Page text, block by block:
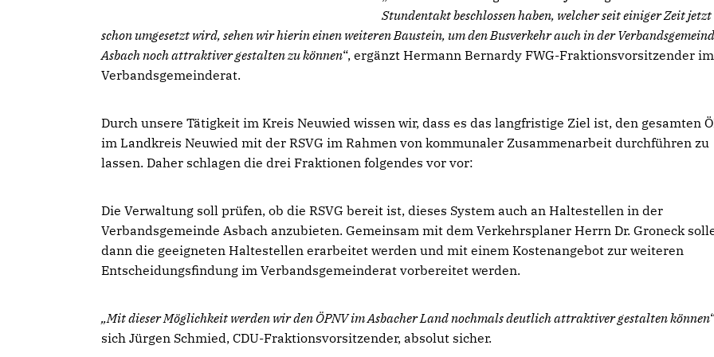
Stundentakt beschlossen haben, welcher seit einiger Zeit
schon umgesetzt wird, sehen wir hierin einen weiteren Baustein, um den Busverkehr auch in der
Asbach noch attraktiver gestalten zu können“, ergänzt Hermann Bernardy FWG-Fraktionsvorsitzender im
Verbandsgemeinderat.
Durch unsere Tätigkeit im Kreis Neuwied wissen wir, dass es das langfristige Ziel ist, den gesamten
im Landkreis Neuwied mit der RSVG im Rahmen von kommunaler Zusammenarbeit durchführen zu
lassen. Daher schlagen die drei Fraktionen folgendes vor vor:
Die Verwaltung soll prüfen, ob die RSVG bereit ist, dieses System auch an Haltestellen in der
Verbandsgemeinde Asbach anzubieten. Gemeinsam mit dem Verkehrsplaner Herrn Dr. Groneck
dann die geeigneten Haltestellen erarbeitet werden und mit einem Kostenangebot zur weiteren
Entscheidungsfindung im Verbandsgemeinderat vorbereitet werden.
Mit dieser Möglichkeit werden wir den ÖPNV im Asbacher Land nochmals deutlich attraktiver gestalten können
sich Jürgen Schmied, CDU-Fraktionsvorsitzender, absolut sicher.